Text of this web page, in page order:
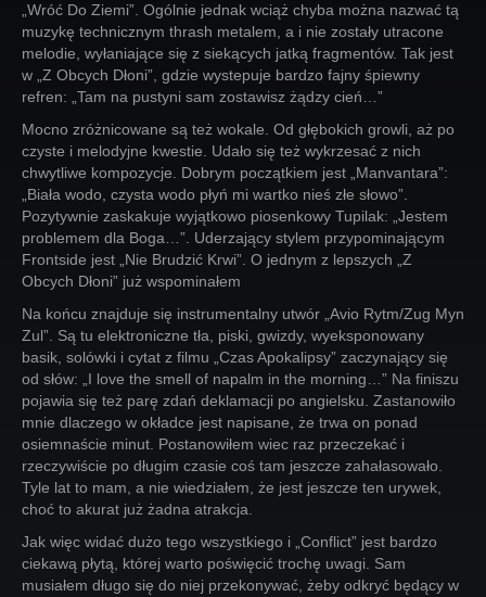
„Wróć Do Ziemi”. Ogólnie jednak wciąż chyba można nazwać tą
muzykę technicznym thrash metalem, a i nie zostały utracone
melodie, wyłaniające się z siekących jatką fragmentów. Tak jest
w „Z Obcych Dłoni”, gdzie wystepuje bardzo fajny śpiewny
refren: „Tam na pustyni sam zostawisz żądzy cień…”
Mocno zróżnicowane są też wokale. Od głębokich growli, aż po
czyste i melodyjne kwestie. Udało się też wykrzesać z nich
chwytliwe kompozycje. Dobrym początkiem jest „Manvantara”:
„Biała wodo, czysta wodo płyń mi wartko nieś złe słowo”.
Pozytywnie zaskakuje wyjątkowo piosenkowy Tupilak: „Jestem
problemem dla Boga…”. Uderzający stylem przypominającym
Frontside jest „Nie Brudzić Krwi”. O jednym z lepszych „Z
Obcych Dłoni” już wspominałem
Na końcu znajduje się instrumentalny utwór „Avio Rytm/Zug Myn
Zul”. Są tu elektroniczne tła, piski, gwizdy, wyeksponowany
basik, solówki i cytat z filmu „Czas Apokalipsy” zaczynający się
od słów: „I love the smell of napalm in the morning…” Na finiszu
pojawia się też parę zdań deklamacji po angielsku. Zastanowiło
mnie dlaczego w okładce jest napisane, że trwa on ponad
osiemnaście minut. Postanowiłem wiec raz przeczekać i
rzeczywiście po długim czasie coś tam jeszcze zahałasowało.
Tyle lat to mam, a nie wiedziałem, że jest jeszcze ten urywek,
choć to akurat już żadna atrakcja.
Jak więc widać dużo tego wszystkiego i „Conflict” jest bardzo
ciekawą płytą, której warto poświęcić trochę uwagi. Sam
musiałem długo się do niej przekonywać, żeby odkryć będący w